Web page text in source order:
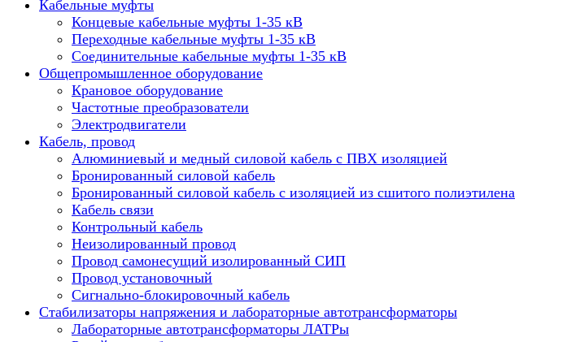
Кабельные муфты
Концевые кабельные муфты 1-35 кВ
Переходные кабельные муфты 1-35 кВ
Соединительные кабельные муфты 1-35 кВ
Общепромышленное оборудование
Крановое оборудование
Частотные преобразователи
Электродвигатели
Кабель, провод
Алюминиевый и медный силовой кабель с ПВХ изоляцией
Бронированный силовой кабель
Бронированный силовой кабель с изоляцией из сшитого полиэтилена
Кабель связи
Контрольный кабель
Неизолированный провод
Провод самонесущий изолированный СИП
Провод установочный
Сигнально-блокировочный кабель
Стабилизаторы напряжения и лабораторные автотрансформаторы
Лабораторные автотрансформаторы ЛАТРы